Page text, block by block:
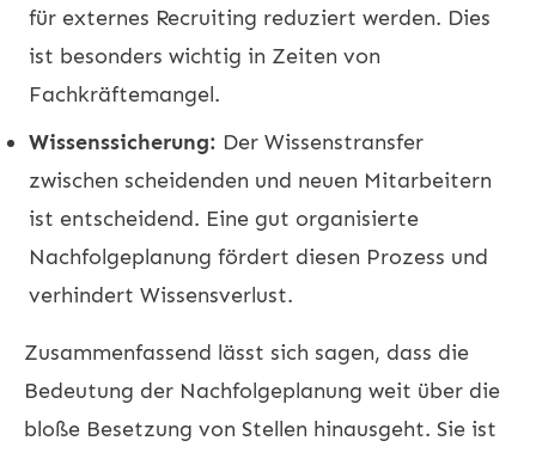
für externes Recruiting reduziert werden. Dies
ist besonders wichtig in Zeiten von
Fachkräftemangel.
Wissenssicherung: Der Wissenstransfer
zwischen scheidenden und neuen Mitarbeitern
ist entscheidend. Eine gut organisierte
Nachfolgeplanung fördert diesen Prozess und
verhindert Wissensverlust.
Zusammenfassend lässt sich sagen, dass die
Bedeutung der Nachfolgeplanung weit über die
bloße Besetzung von Stellen hinausgeht. Sie ist